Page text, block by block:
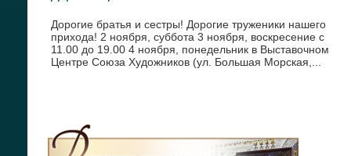
Дорогие братья и сестры! Дорогие труженики нашего
прихода! 2 ноября, суббота 3 ноября, воскресение с
11.00 до 19.00 4 ноября, понедельник в Выставочном
Центре Союза Художников (ул. Большая Морская,...